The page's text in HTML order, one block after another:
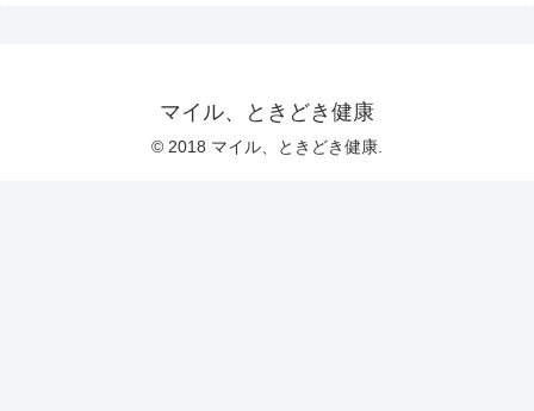
マイル、ときどき健康
© 2018 マイル、ときどき健康.